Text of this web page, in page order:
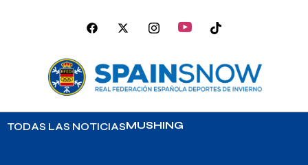
TODAS LAS NOTICIASMUSHING